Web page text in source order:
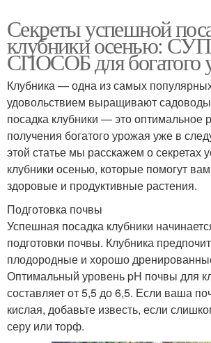
Приспособления для
клубники
Чистая клубника
Клубники в открытом
грунте
Почвы
Почва для посадки
Участок под клубнику
Секреты успешной
клубники осенью:
СПОСОБ для богатого
Клубника — одна из самых
удовольствием выращивают
посадка клубники — это оптимальное
получения богатого урожая уже в
этой статье мы расскажем о секретах
клубники осенью, которые помогут
здоровые и продуктивные растения.
Подготовка почвы
Успешная посадка клубники
подготовки почвы. Клубника
плодородные и хорошо
Оптимальный уровень pH почвы для
составляет от 5,5 до 6,5. Если ваша
кислая, добавьте известь, если
серу или торф.